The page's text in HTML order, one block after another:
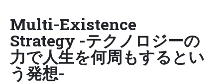
Multi-Existence
Strategy -テクノロジーの
力で人生を何周もするとい
う発想-